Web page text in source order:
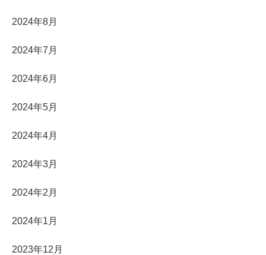
2024年8月
2024年7月
2024年6月
2024年5月
2024年4月
2024年3月
2024年2月
2024年1月
2023年12月